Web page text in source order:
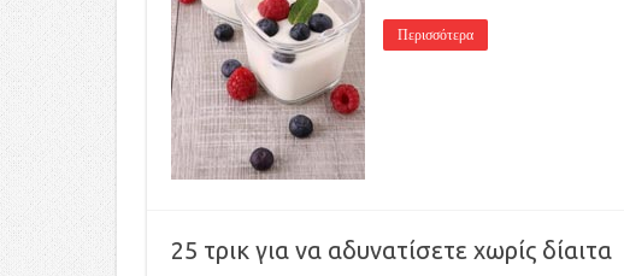
Περισσότερα
25 τρικ για να αδυνατίσετε χωρίς δίαιτα